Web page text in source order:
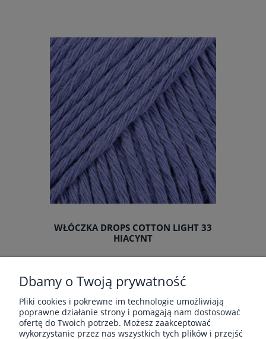
do koszyka
WŁÓCZKA DROPS COTTON LIGHT 33
HIACYNT
6,00 zł
« 1 2 3 »
Dbamy o Twoją prywatność
Pliki cookies i pokrewne im technologie umożliwiają
poprawne działanie strony i pomagają nam dostosować
ofertę do Twoich potrzeb. Możesz zaakceptować
wykorzystanie przez nas wszystkich tych plików i przejść